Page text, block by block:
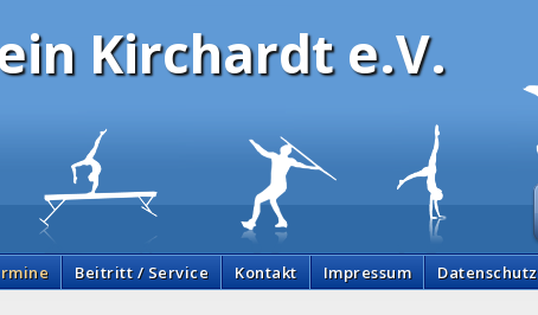
Kirchardt e.V.
Beitritt / Service Kontakt Impressum Datenschutz